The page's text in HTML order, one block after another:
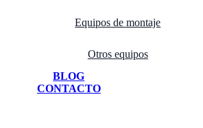
Equipos de montaje
Otros equipos
BLOG
CONTACTO